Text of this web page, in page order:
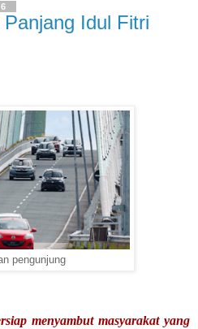
Idul Fitri
pengunjung
menyambut masyarakat yang